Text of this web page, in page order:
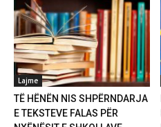
Lajme
TË HËNËN NIS SHPËRNDARJA
E TEKSTEVE FALAS PËR